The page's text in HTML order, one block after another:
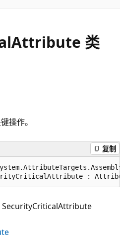
Attribute 类
操作。
复制
:
SecurityCriticalAttribute